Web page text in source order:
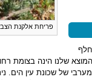
פריחת אלקנת
שלנו הינה בצומת
של שכונת עין הים.